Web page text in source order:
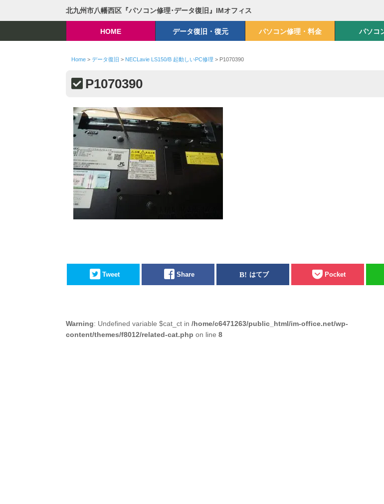
北九州市八幡西区『パソコン修理･データ復旧』IMオフィス
HOME データ復旧・復元 パソコン修理・料金 パソコ
Home> データ復旧 > NECLavie LS150/B 起動しいPC修理 > P1070390
P1070390
Tweet Share はてブ Pocket
Warning: Undefined variable $cat_ct in /home/c6471263/public_html/im-office.net/wp-
content/themes/f8012/related-cat.php on line 8